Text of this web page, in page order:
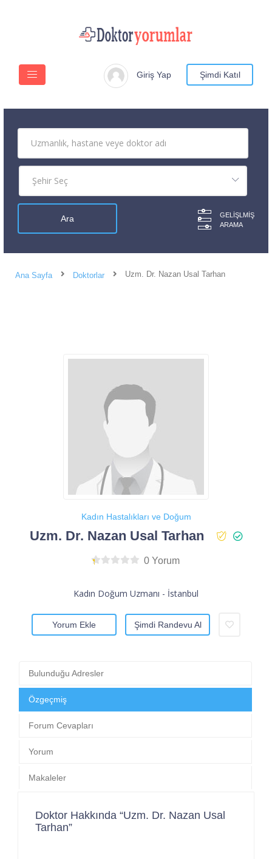
Giriş Yap Şimdi Katıl
GELIŞLMIŞ
ARAMA
Ana Sayfa Doktorlar Uzm. Dr. Nazan Usal Tarhan
Kadın Hastalıkları ve Doğum
Uzm. Dr. Nazan Usal Tarhan
0 Yorum
Kadın Doğum Uzmanı - İstanbul
Yorum Ekle Şimdi Randevu Al
Bulunduğu Adresler
Özgeçmiş
Forum Cevapları
Yorum
Makaleler
Doktor Hakkında “Uzm. Dr. Nazan Usal
Tarhan”